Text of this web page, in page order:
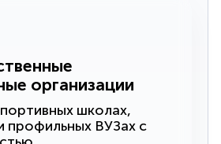
организации
школах,
профильных ВУЗах с